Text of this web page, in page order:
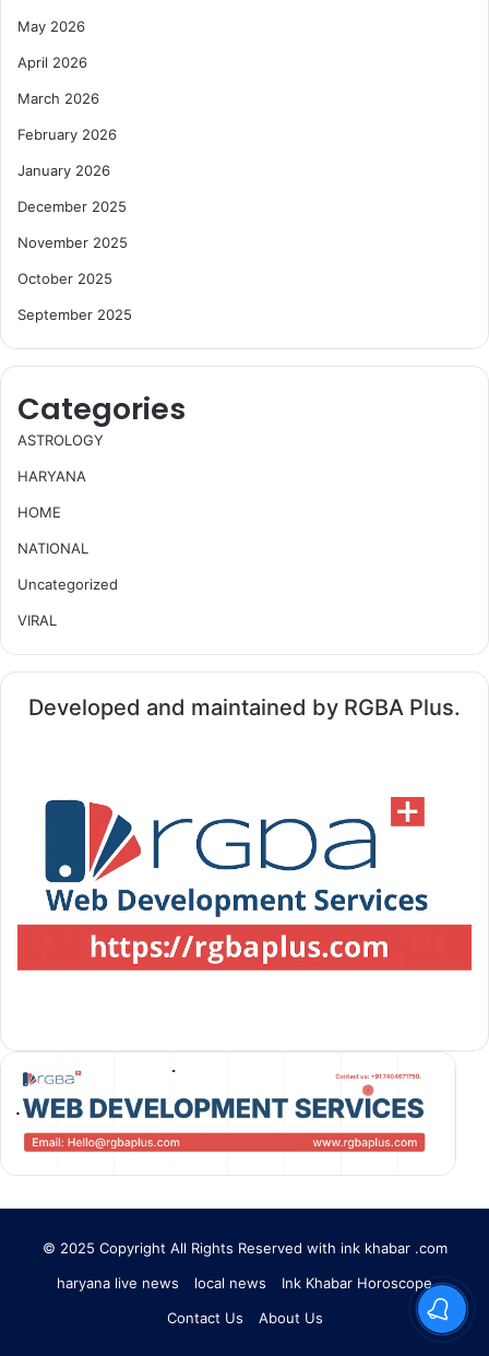
May 2026
April 2026
March 2026
February 2026
January 2026
December 2025
November 2025
October 2025
September 2025
Categories
ASTROLOGY
HARYANA
HOME
NATIONAL
Uncategorized
VIRAL
Developed and maintained by RGBA Plus.
© 2025 Copyright All Rights Reserved with ink khabar .com
haryana live news
local news
Ink Khabar Horoscope
Contact Us
About Us